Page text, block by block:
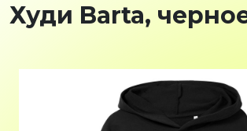
Худи Barta,